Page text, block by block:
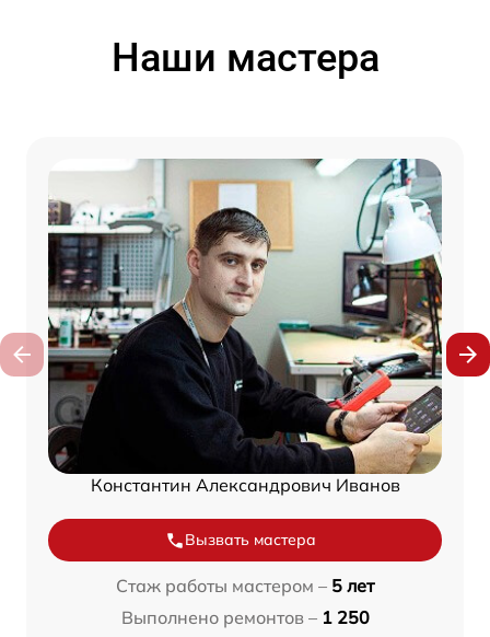
Наши мастера
Константин Александрович Иванов
Вызвать мастера
Стаж работы мастером – 5 лет
Выполнено ремонтов – 1 250